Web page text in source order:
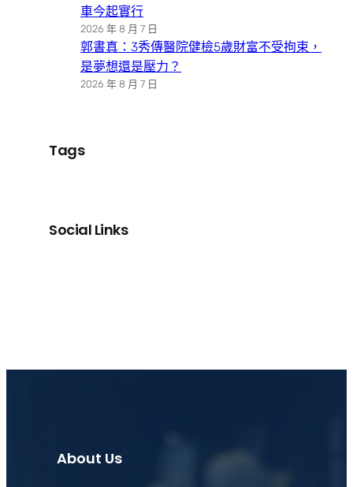
車今起實行
2026 年 8 月 7 日
郭書真：3秀傳醫院健檢5歲財富不受拘束，
是夢想還是壓力？
2026 年 8 月 7 日
Tags
Social Links
About Us